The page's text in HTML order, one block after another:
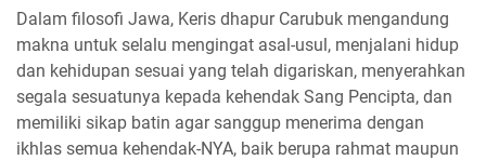
Dalam filosofi Jawa, Keris dhapur Carubuk mengandung
makna untuk selalu mengingat asal-usul, menjalani hidup
dan kehidupan sesuai yang telah digariskan, menyerahkan
segala sesuatunya kepada kehendak Sang Pencipta, dan
memiliki sikap batin agar sanggup menerima dengan
ikhlas semua kehendak-NYA, baik berupa rahmat maupun